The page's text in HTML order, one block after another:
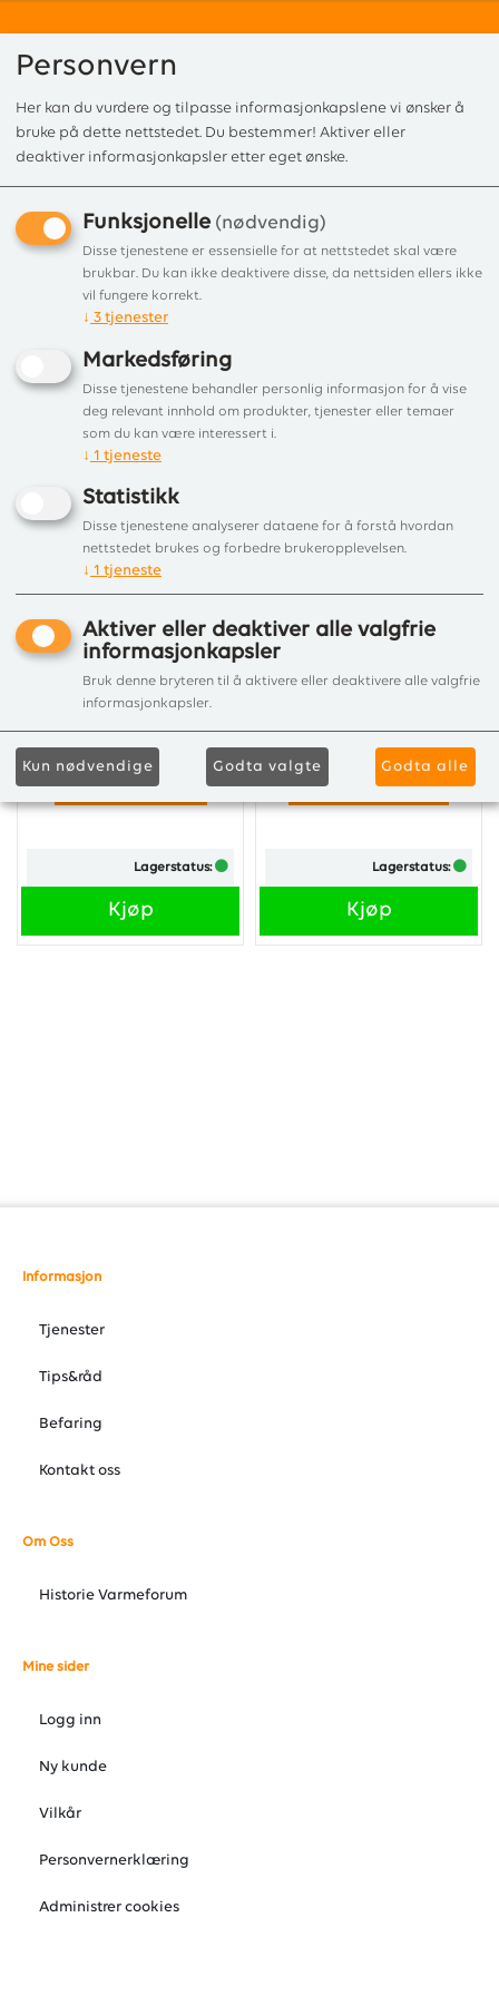
Forside/ Produkter/Tilbehør / Sikkerhetsgrinder
Viser 2 produkter
Liste
SIKKERHETSGRIND
XL 70,5 CM X 278 CM
sørge for at barnet ikke
kommer
for nær vedovnen eller peisen.
Kr 3 723,00
Lagerstatus:
Kjøp
XXL - 70,5 X 350 CM
sørge for at barnet ikke
kommer
for nær vedovnen eller peisen.
Kr 4 004,00
Lagerstatus:
Kjøp
Informasjon
Tjenester
Tips&råd
Befaring
Kontakt oss
Om Oss
Historie Varmeforum
Mine sider
Logg inn
Ny kunde
Vilkår
Personvernerklæring
Administrer cookies
Personvern
Her kan du vurdere og tilpasse informasjonkapslene vi ønsker å
bruke på dette nettstedet. Du bestemmer! Aktiver eller
deaktiver informasjonkapsler etter eget ønske.
Funksjonelle (nødvendig)
Disse tjenestene er essensielle for at nettstedet skal være
brukbar. Du kan ikke deaktivere disse, da nettsiden ellers ikke
vil fungere korrekt.
↓ 3 tjenester
Markedsføring
Disse tjenestene behandler personlig informasjon for å vise
deg relevant innhold om produkter, tjenester eller temaer
som du kan være interessert i.
↓ 1 tjeneste
Statistikk
Disse tjenestene analyserer dataene for å forstå hvordan
nettstedet brukes og forbedre brukeropplevelsen.
↓ 1 tjeneste
Aktiver eller deaktiver alle valgfrie
informasjonkapsler
Bruk denne bryteren til å aktivere eller deaktivere alle valgfrie
informasjonkapsler.
Kun nødvendige Godta valgte Godta alle